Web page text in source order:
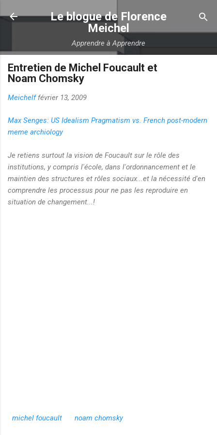
Accéder au contenu principal
Le blogue de Florence
Meichel
Apprendre à Apprendre
Entretien de Michel Foucault et
Noam Chomsky
Meichelf février 13, 2009
Max Senges: US Idealism Pragmatism vs. French post-modern
meme archiology
Je retiens surtout la vision de Foucault sur le rôle des
institutions, y compris l'école, dans l'ordonnancement et le
maintien des structures et rôles sociaux...et la nécessité d'en
comprendre les processus pour ne pas les reproduire en
situation de changement...!
michel foucault noam chomsky